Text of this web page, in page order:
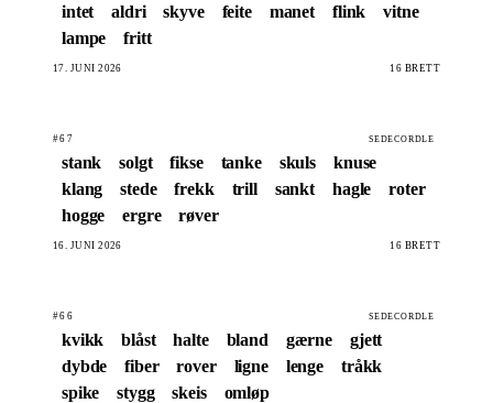
intet
aldri skyve feite manet flink
vitne
lampe
fritt
17. JUNI 2026 16 BRETT
#67 SEDECORDLE
stank solgt fikse tanke skuls
knuse
klang
stede frekk trill sankt hagle
roter
hogge
ergre røver
16. JUNI 2026 16 BRETT
#66 SEDECORDLE
kvikk blåst halte bland gærne
gjett
dybde
fiber rover ligne lenge
tråkk
spike
stygg skeis omløp